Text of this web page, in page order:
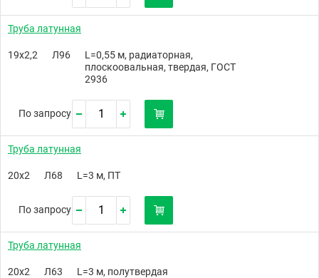
Труба латунная
19х2,2 Л96
L=0,55 м, радиаторная,
плоскоовальная, твердая, ГОСТ
2936
По запросу
Труба латунная
20х2 Л68 L=3 м, ПТ
По запросу
Труба латунная
20х2 Л63 L=3 м, полутвердая